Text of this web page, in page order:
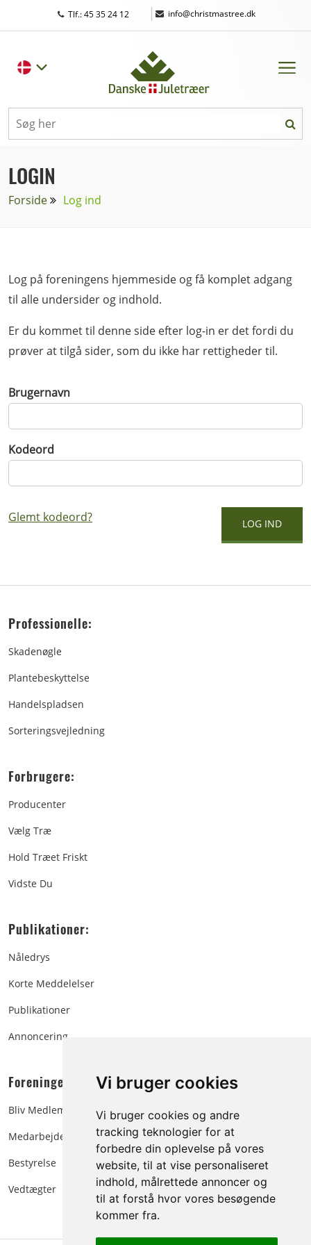
Vi bruger cookies
Vi bruger cookies og andre
tracking teknologier for at
forbedre din oplevelse på vores
website, til at vise personaliseret
indhold, målrettede annoncer og
til at forstå hvor vores besøgende
kommer fra.
Tlf.: 45 35 24 12 | info@christmastree.dk
LOGIN
Forside Log ind
Log på foreningens hjemmeside og få komplet adgang
til alle undersider og indhold.
Er du kommet til denne side efter log-in er det fordi du
prøver at tilgå sider, som du ikke har rettigheder til.
Brugernavn
Kodeord
Glemt kodeord?
Professionelle:
Skadenøgle
Plantebeskyttelse
Handelspladsen
Sorteringsvejledning
Forbrugere:
Producenter
Vælg Træ
Hold Træet Friskt
Vidste Du
Publikationer:
Nåledrys
Korte Meddelelser
Publikationer
Annoncering
Foreningen:
Bliv Medlem
Medarbejdere
Bestyrelse
Vedtægter